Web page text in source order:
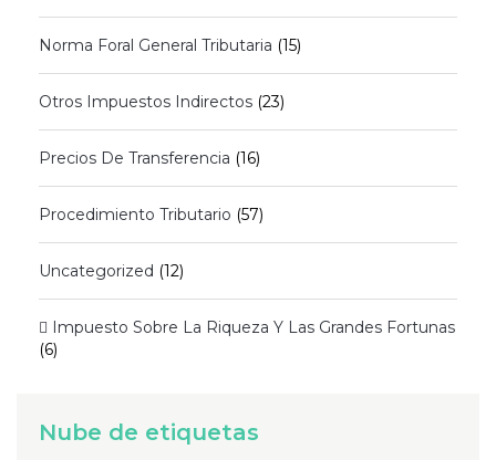
Norma Foral General Tributaria (15)
Otros Impuestos Indirectos (23)
Precios De Transferencia (16)
Procedimiento Tributario (57)
Uncategorized (12)
 Impuesto Sobre La Riqueza Y Las Grandes Fortunas
(6)
Nube de etiquetas